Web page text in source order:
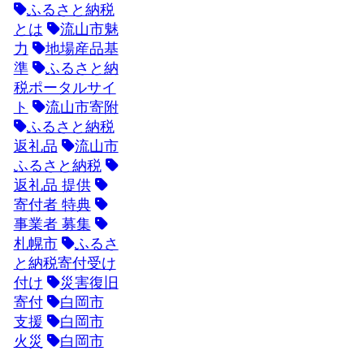
ふるさと納税
とは
流山市魅
力
地場産品基
準
ふるさと納
税ポータルサイ
ト
流山市寄附
ふるさと納税
返礼品
流山市
ふるさと納税
返礼品 提供
寄付者 特典
事業者 募集
札幌市
ふるさ
と納税寄付受け
付け
災害復旧
寄付
白岡市
支援
白岡市
火災
白岡市